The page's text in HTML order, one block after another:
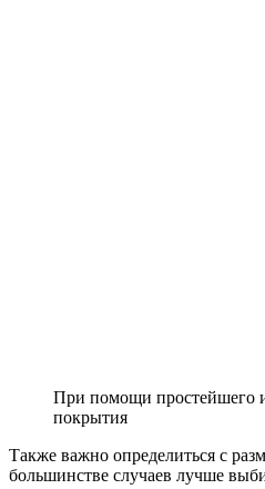
При помощи простейшего
покрытия
Также важно определиться с
большинстве случаев лучше